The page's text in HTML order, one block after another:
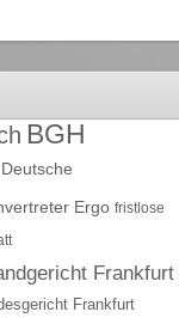
BGH
Deutsche
Ergo fristlose
Frankfurt
Frankfurt